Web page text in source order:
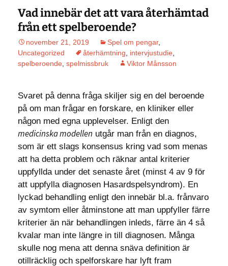
Vad innebär det att vara återhämtad
från ett spelberoende?
november 21, 2019 Spel om pengar,
Uncategorized
återhämtning intervjustudie
spelberoende spelmissbruk Viktor Månsson
Svaret på denna fråga skiljer sig en del beroende
på om man frågar en forskare, en kliniker eller
någon med egna upplevelser. Enligt den
medicinska modellen utgår man från en diagnos,
som är ett slags konsensus kring vad som menas
att ha detta problem och räknar antal kriterier
uppfyllda under det senaste året (minst 4 av 9 för
att uppfylla diagnosen Hasardspelsyndrom). En
lyckad behandling enligt den innebär bl.a. frånvaro
av symtom eller åtminstone att man uppfyller färre
kriterier än när behandlingen inleds, färre än 4 så
kvalar man inte längre in till diagnosen. Många
skulle nog mena att denna snäva definition är
otillräcklig och spelforskare har lyft fram